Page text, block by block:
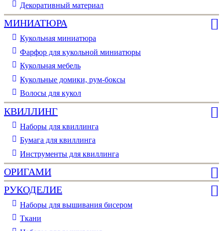
Декоративный материал
МИНИАТЮРА
Кукольная миниатюра
Фарфор для кукольной миниатюры
Кукольная мебель
Кукольные домики, рум-боксы
Волосы для кукол
КВИЛЛИНГ
Наборы для квиллинга
Бумага для квиллинга
Инструменты для квиллинга
ОРИГАМИ
РУКОДЕЛИЕ
Наборы для вышивания бисером
Ткани